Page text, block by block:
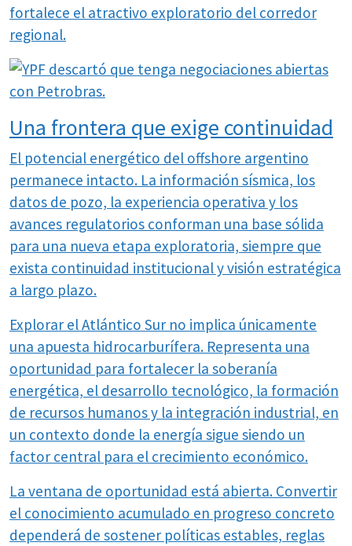
fortalece el atractivo exploratorio del corredor
regional.
Una frontera que exige continuidad
El potencial energético del offshore argentino
permanece intacto. La información sísmica, los
datos de pozo, la experiencia operativa y los
avances regulatorios conforman una base sólida
para una nueva etapa exploratoria, siempre que
exista continuidad institucional y visión estratégica
a largo plazo.
Explorar el Atlántico Sur no implica únicamente
una apuesta hidrocarburífera. Representa una
oportunidad para fortalecer la soberanía
energética, el desarrollo tecnológico, la formación
de recursos humanos y la integración industrial, en
un contexto donde la energía sigue siendo un
factor central para el crecimiento económico.
La ventana de oportunidad está abierta. Convertir
el conocimiento acumulado en progreso concreto
dependerá de sostener políticas estables, reglas